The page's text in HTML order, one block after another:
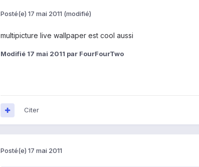
Posté(e) 17 mai 2011 (modifié)
multipicture live wallpaper est cool aussi
Modifié 17 mai 2011 par FourFourTwo
Citer
Posté(e) 17 mai 2011